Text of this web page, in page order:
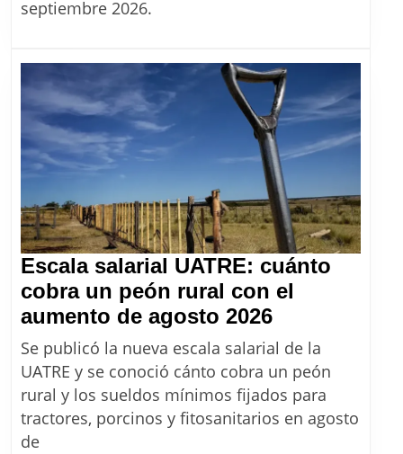
con
aumentos
julio,
agosto
y
septiembre
2026
septiembre 2026.
Escala salarial UATRE: cuánto
cobra un peón rural con el
aumento de agosto 2026Escala
salarial
UATRE:
cuánto
cobra
Se publicó la nueva escala salarial de la
UATRE y se conoció cánto cobra un peón
rural y los sueldos mínimos fijados para
tractores, porcinos y fitosanitarios en agosto
de